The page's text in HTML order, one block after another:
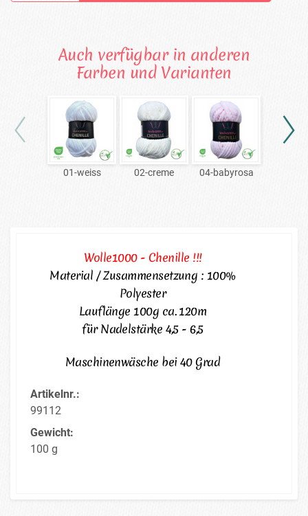
Auch verfügbar in anderen
Farben und Varianten
01-weiss 02-creme 04-babyrosa
Wolle1000 - Chenille !!!
Material / Zusammensetzung : 100%
Polyester
Lauflänge 100g ca. 120m
für Nadelstärke 4,5 - 6,5
Maschinenwäsche bei 40 Grad
Artikelnr.:
99112
Gewicht:
100 g